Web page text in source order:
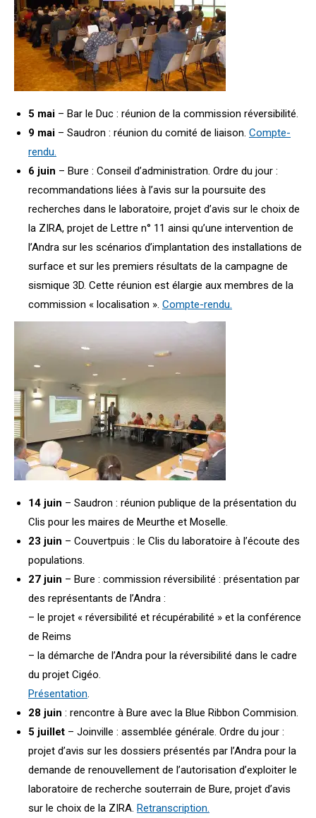
5 mai – Bar le Duc : réunion de la commission réversibilité.
9 mai – Saudron : réunion du comité de liaison. Compte-
rendu.
6 juin – Bure : Conseil d’administration. Ordre du jour :
recommandations liées à l’avis sur la poursuite des
recherches dans le laboratoire, projet d’avis sur le choix de
la ZIRA, projet de Lettre n° 11 ainsi qu’une intervention de
l’Andra sur les scénarios d’implantation des installations de
surface et sur les premiers résultats de la campagne de
sismique 3D. Cette réunion est élargie aux membres de la
commission « localisation ». Compte-rendu.
14 juin – Saudron : réunion publique de la présentation du
Clis pour les maires de Meurthe et Moselle.
23 juin – Couvertpuis : le Clis du laboratoire à l’écoute des
populations.
27 juin – Bure : commission réversibilité : présentation par
des représentants de l’Andra :
– le projet « réversibilité et récupérabilité » et la conférence
de Reims
– la démarche de l’Andra pour la réversibilité dans le cadre
du projet Cigéo.
Présentation.
28 juin : rencontre à Bure avec la Blue Ribbon Commision.
5 juillet – Joinville : assemblée générale. Ordre du jour :
projet d’avis sur les dossiers présentés par l’Andra pour la
demande de renouvellement de l’autorisation d’exploiter le
laboratoire de recherche souterrain de Bure, projet d’avis
sur le choix de la ZIRA. Retranscription.